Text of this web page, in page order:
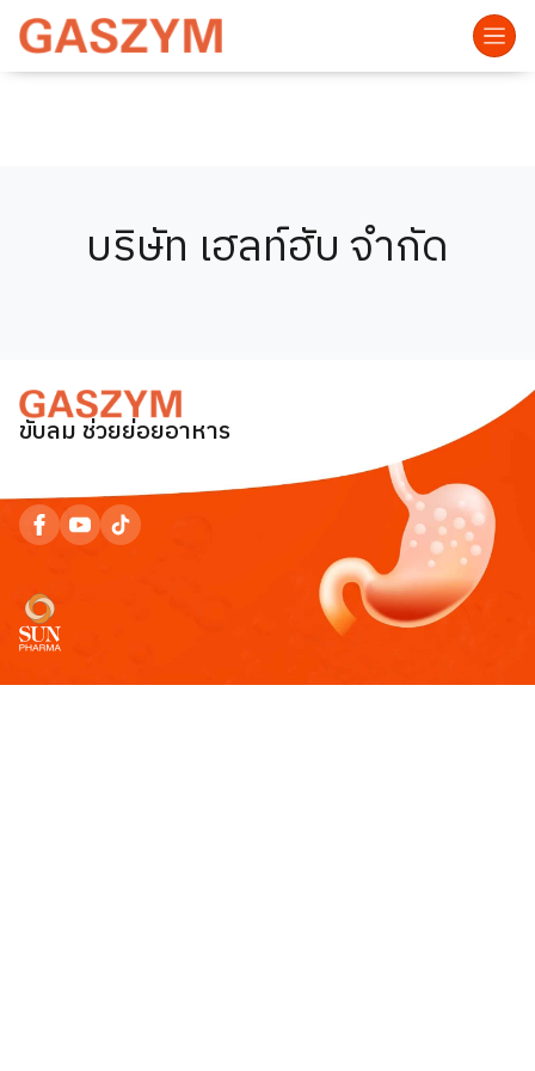
บริษัท เฮลท์ฮับ จำกัด
ขับลม ช่วยย่อยอาหาร